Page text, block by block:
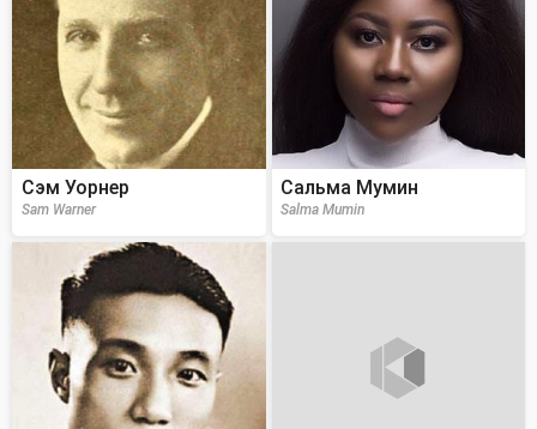
Сэм Уорнер
Sam Warner
Сальма Мумин
Salma Mumin